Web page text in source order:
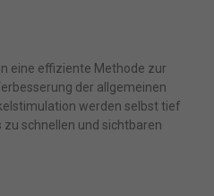
eine effiziente Methode zur
der allgemeinen
werden selbst tief
zu schnellen und sichtbaren